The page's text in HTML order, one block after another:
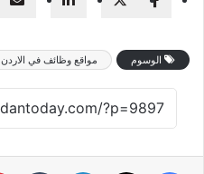
الوسوم مواقع وظائف في الاردن